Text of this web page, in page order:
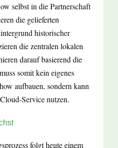
selbst in die Partnerschaft
die gelieferten
historischer
die zentralen lokalen
darauf basierend die
somit kein eigenes
aufbauen, sondern kann
Service nutzen.
folgt heute einem